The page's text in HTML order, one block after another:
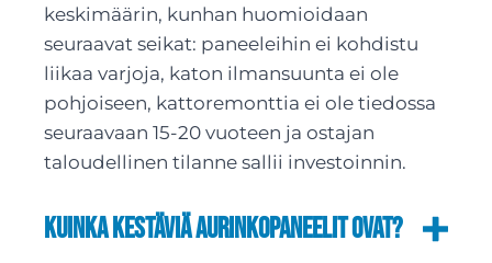
keskimäärin, kunhan huomioidaan
seuraavat seikat: paneeleihin ei kohdistu
liikaa varjoja, katon ilmansuunta ei ole
pohjoiseen, kattoremonttia ei ole tiedossa
seuraavaan 15-20 vuoteen ja ostajan
taloudellinen tilanne sallii investoinnin.
Kuinka kestäviä aurinkopaneelit ovat?